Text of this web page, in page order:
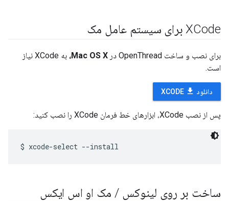
XCode برای سیستم عامل مک
برای نصب و ساخت OpenThread در Mac OS X،
به XCode نیاز
است.
دانلود file_download
پس از نصب XCode، ابزارهای خط فرمان XCode را نصب کنید:
ساخت بر روی لینوکس / مک او اس ایکس